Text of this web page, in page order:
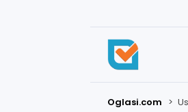
Oglasi.com >